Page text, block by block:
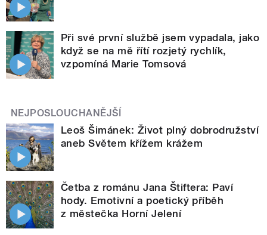
Při své první službě jsem vypadala, jako
když se na mě řítí rozjetý rychlík,
vzpomíná Marie Tomsová
NEJPOSLOUCHANĚJŠÍ
Leoš Šimánek: Život plný dobrodružství
aneb Světem křížem krážem
Četba z románu Jana Štiftera: Paví
hody. Emotivní a poetický příběh
z městečka Horní Jelení